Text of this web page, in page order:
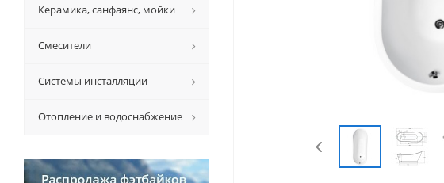
Керамикa, санфаянс, мойки
Смесители
Системы инсталляции
Отопление и водоснабжение